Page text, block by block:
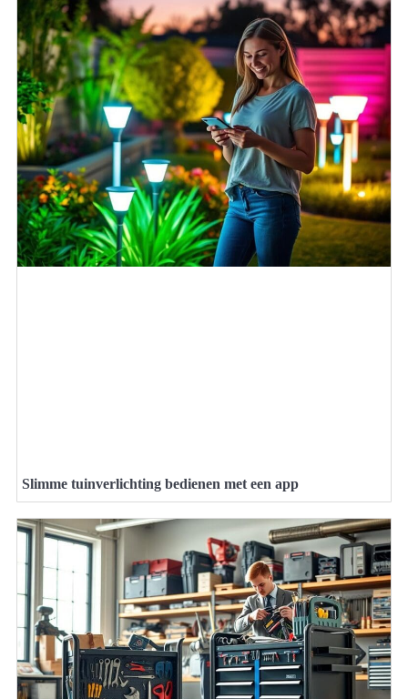
Slimme tuinverlichting bedienen met een app